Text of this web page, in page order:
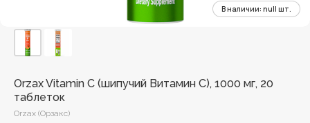
Orzax Vitamin C (шипучий Витамин С), 1000 мг, 20
таблеток
Orzax (Орзакс)